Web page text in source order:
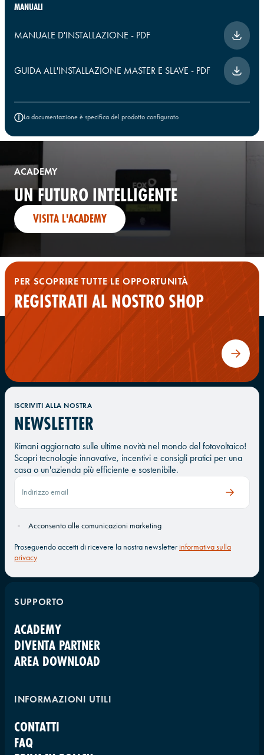
MANUALI
MANUALE D'INSTALLAZIONE - PDF
GUIDA ALL'INSTALLAZIONE MASTER E SLAVE - PDF
La documentazione è specifica del prodotto configurato
ACADEMY
UN FUTURO INTELLIGENTE
VISITA L'ACADEMY
PER SCOPRIRE TUTTE LE OPPORTUNITÀ
REGISTRATI AL NOSTRO SHOP
ISCRIVITI ALLA NOSTRA
NEWSLETTER
Rimani aggiornato sulle ultime novità nel mondo del fotovoltaico!
Scopri tecnologie innovative, incentivi e consigli pratici per una
casa o un'azienda più efficiente e sostenibile.
Acconsento alle comunicazioni marketing
Proseguendo accetti di ricevere la nostra newsletterinformativa sulla
privacy
SUPPORTO
ACADEMY
DIVENTA PARTNER
AREA DOWNLOAD
INFORMAZIONI UTILI
CONTATTI
FAQ